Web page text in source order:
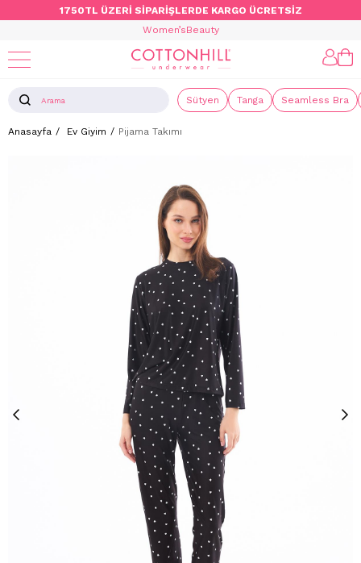
1750TL ÜZERİ SİPARİŞLERDE KARGO ÜCRETSİZ
Women’sBeauty
Sütyen Tanga Seamless Bra
Anasayfa Ev Giyim Pijama Takımı